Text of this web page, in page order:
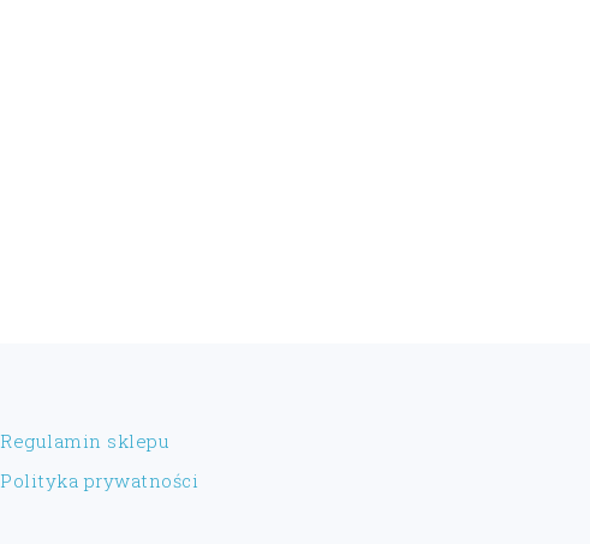
Regulamin sklepu
Polityka prywatności